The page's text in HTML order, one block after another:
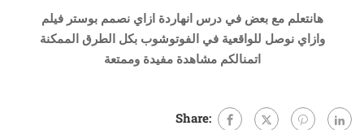
هانتعلم مع بعض في درس انهاردة ازاي نصمم بوستر فيلم
وازاي نوصل للواقعية في الفوتوشوب بكل الطرق الممكنة
اتمنالكم مشاهدة مفيدة وممتعة
Share: